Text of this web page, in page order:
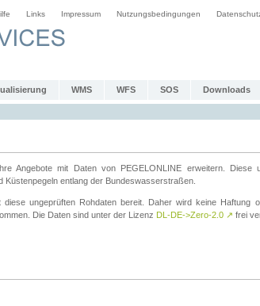
Links Impressum Nutzungsbedingungen
WMS WFS SOS Downloads
Angebote mit Daten von PEGELONLINE erweitern. Diese
entlang der Bundeswasserstraßen.
ungeprüften Rohdaten bereit. Daher wird keine Haftung
Die Daten sind unter der Lizenz DL-DE->Zero-2.0 ↗ frei